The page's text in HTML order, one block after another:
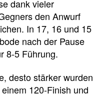
dank vieler
den Anwurf
In 17, 16 und 15
nach der Pause
8-5 Führung.
desto stärker wurden
120-Finish und